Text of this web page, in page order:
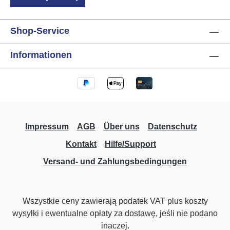
przypadku wielu pojazdów elektrycznych.
wykorzystac nadwyzki energii slonecznej
Typ 2 Dodatkowe Wyjscia: Dwa wyjscia
Wymiary: 222 x 369 x 130 mm (S x W x G)
Shop-Service
Informationen
Impressum AGB Über uns
Datenschutz
Kontakt
Hilfe/Support
Versand- und Zahlungsbedingungen
Wszystkie ceny zawierają podatek VAT plus koszty
wysyłki i ewentualne opłaty za dostawę, jeśli nie podano
inaczej.